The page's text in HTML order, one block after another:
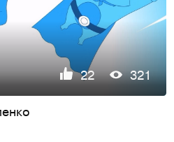
22 321